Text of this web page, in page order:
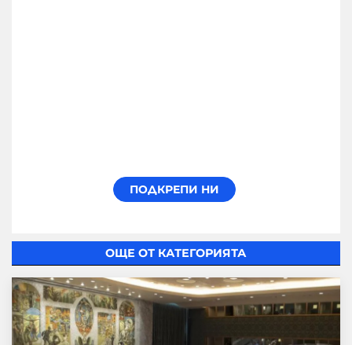
ОЩЕ ОТ КАТЕГОРИЯТА